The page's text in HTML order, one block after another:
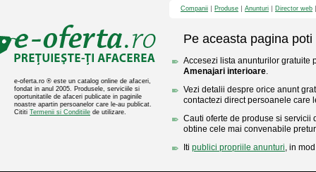
e-oferta.ro ® este un catalog online de afaceri,
fondat in anul 2005. Produsele, serviciile si
oportunitatile de afaceri publicate in paginile
noastre apartin persoanelor care le-au publicat.
Cititi Termenii si Conditiile de utilizare.
Companii Produse Anunturi Director web
Pe aceasta pagina poti
Accesezi lista anunturilor gratuite
Amenajari interioare.
Vezi detalii despre orice anunt
contactezi direct persoanele care
Cauti oferte de produse si servicii
obtine cele mai convenabile
Iti publici propriile anunturi, in